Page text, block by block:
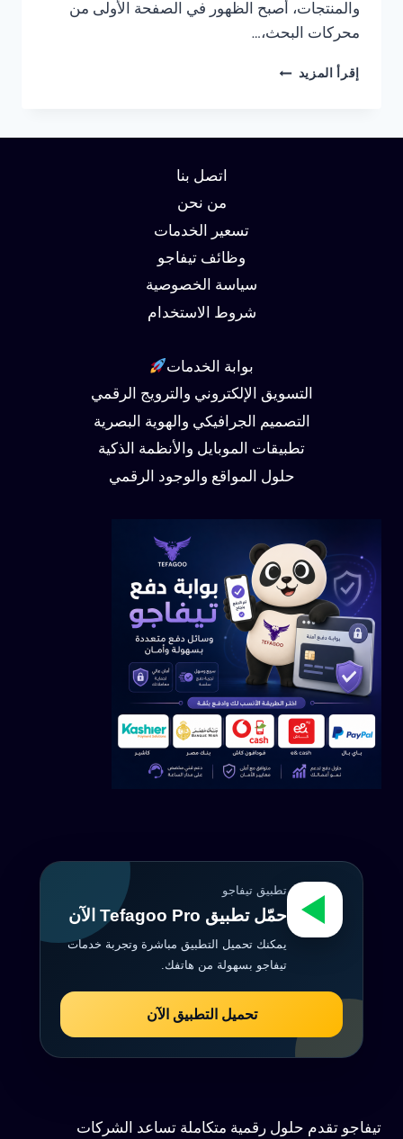
والمنتجات، أصبح الظهور في الصفحة الأولى من
محركات البحث،…
إقرأ المزيد شركة
اتصل بنا
من نحن
تسعير الخدمات
وظائف تيفاجو
سياسة الخصوصية
شروط الاستخدام
بوابة الخدمات
التسويق الإلكتروني والترويج الرقمي
التصميم الجرافيكي والهوية البصرية
تطبيقات الموبايل والأنظمة الذكية
حلول المواقع والوجود الرقمي
تطبيق تيفاجو
حمّل تطبيق Tefagoo Pro الآن
يمكنك تحميل التطبيق مباشرة وتجربة خدمات
تيفاجو بسهولة من هاتفك.
تحميل التطبيق الآن
تيفاجو تقدم حلول رقمية متكاملة تساعد الشركات